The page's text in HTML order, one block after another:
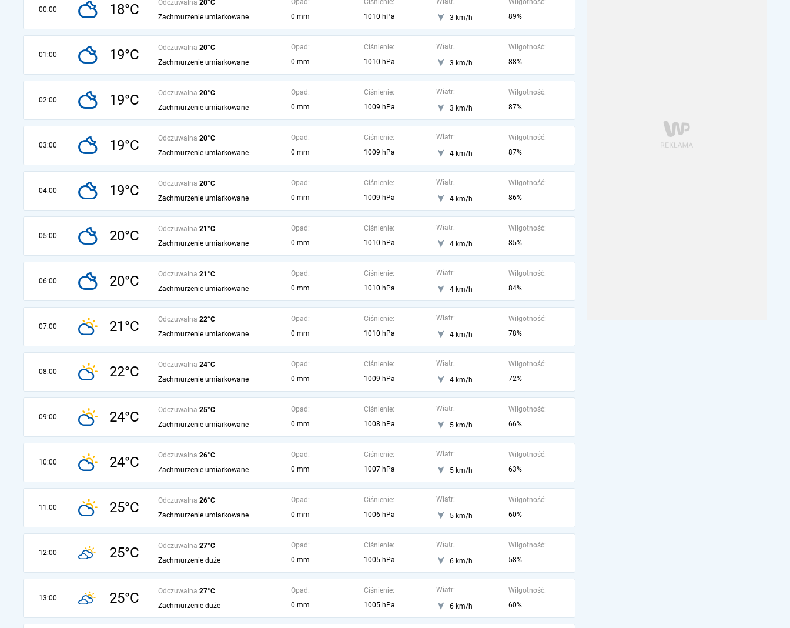
00:00 18°C Odczuwalna 20°C
Zachmurzenie umiarkowane
Opad:
0 mm
Ciśnienie:
1010 hPa
3 km/h
Wilgotność:
89%
01:00 19°C Odczuwalna 20°C
Zachmurzenie umiarkowane
Opad:
0 mm
Ciśnienie:
1010 hPa
Wiatr:
3 km/h
Wilgotność:
88%
02:00 19°C Odczuwalna 20°C
Zachmurzenie umiarkowane
Opad:
0 mm
Ciśnienie:
1009 hPa
Wiatr:
3 km/h
Wilgotność:
87%
03:00 19°C Odczuwalna 20°C
Zachmurzenie umiarkowane
Opad:
0 mm
Ciśnienie:
1009 hPa
Wiatr:
4 km/h
Wilgotność:
87%
04:00 19°C Odczuwalna 20°C
Zachmurzenie umiarkowane
Opad:
0 mm
Ciśnienie:
1009 hPa
Wiatr:
4 km/h
Wilgotność:
86%
05:00 20°C Odczuwalna 21°C
Zachmurzenie umiarkowane
Opad:
0 mm
Ciśnienie:
1010 hPa
Wiatr:
4 km/h
Wilgotność:
85%
06:00 20°C Odczuwalna 21°C
Zachmurzenie umiarkowane
Opad:
0 mm
Ciśnienie:
1010 hPa
Wiatr:
4 km/h
Wilgotność:
84%
07:00 21°C Odczuwalna 22°C
Zachmurzenie umiarkowane
Opad:
0 mm
Ciśnienie:
1010 hPa
Wiatr:
4 km/h
Wilgotność:
78%
08:00 22°C Odczuwalna 24°C
Zachmurzenie umiarkowane
Opad:
0 mm
Ciśnienie:
1009 hPa
Wiatr:
4 km/h
Wilgotność:
72%
09:00 24°C Odczuwalna 25°C
Zachmurzenie umiarkowane
Opad:
0 mm
Ciśnienie:
1008 hPa
Wiatr:
5 km/h
Wilgotność:
66%
10:00 24°C Odczuwalna 26°C
Zachmurzenie umiarkowane
Opad:
0 mm
Ciśnienie:
1007 hPa
Wiatr:
5 km/h
Wilgotność:
63%
11:00 25°C Odczuwalna 26°C
Zachmurzenie umiarkowane
Opad:
0 mm
Ciśnienie:
1006 hPa
Wiatr:
5 km/h
Wilgotność:
60%
12:00 25°C Odczuwalna 27°C
Zachmurzenie duże
Opad:
0 mm
Ciśnienie:
1005 hPa
Wiatr:
6 km/h
Wilgotność:
58%
13:00 25°C Odczuwalna 27°C
Zachmurzenie duże
Opad:
0 mm
Ciśnienie:
1005 hPa
Wiatr:
6 km/h
Wilgotność:
60%